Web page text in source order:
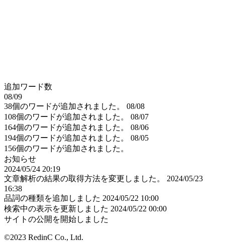
追加ワード数
08/09
38個のワードが追加されました。
08/08
108個のワードが追加されました。
08/07
164個のワードが追加されました。
08/06
194個のワードが追加されました。
08/05
156個のワードが追加されました。
お知らせ
2024/05/24 20:19
文章解析の結果の取得方法を変更しました。
2024/05/23
16:38
品詞の種類を追加しました 2024/05/22 10:00
検索中の表示を更新しました 2024/05/22 00:00
サイトの公開を開始しました
©2023 RedinC Co., Ltd.